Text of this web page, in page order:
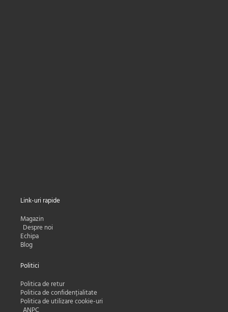
Link-uri rapide
Magazin
Despre noi
Echipa
Blog
Politici
Politica de retur
Politica de confidențialitate
Politica de utilizare cookie-uri
ANPC